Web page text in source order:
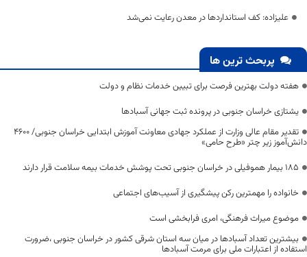
علیزاده:‌ کف استانداردها در معدن رعایت نمی‌شد‌
پربحث ترین ها
هفته دولت بهترین فرصت برای تبیین خدمات نظام و دولت
یشتازی خراسان جنوبی در پرونده ثبت جهانی آسبادها
تقدیر مقام عالی وزارت از عملکرد جهادی معاونت آموزش ابتدایی خراسان جنوبی/ ۴۶۰۰
دانش‌آموز زیر چتر «طرح حامی»
۱۸۵ بیمار هموفیلی در خراسان جنوبی تحت پوشش خدمات بیمه سلامت قرار دارند
خانواده را مهمترین رکن پیشگیری از آسیب‌های اجتماعی
موضوع میراث فرهنگی، امری فرابخشی است
بیشترین تعداد آسبادها در میان سه استان شرقی کشور در خراسان جنوبی ،ضرورت
استفاده از اعتبارات ملی برای مرمت آسبادها